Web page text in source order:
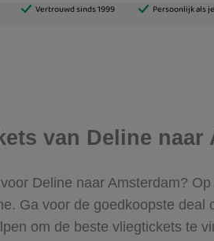
van Deline naar
Deline naar Amsterdam?
Ga voor de goedkoopste
om de beste vliegtickets te